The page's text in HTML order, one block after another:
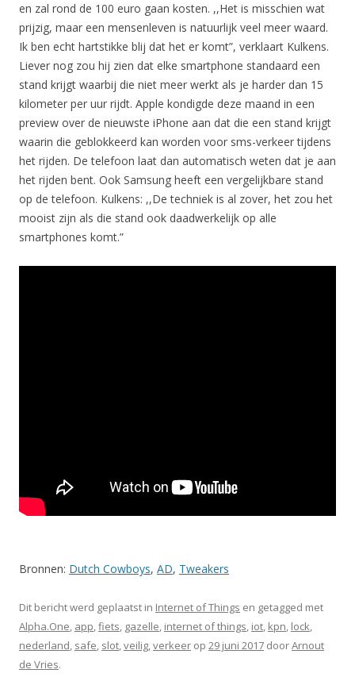
en zal rond de 100 euro gaan kosten. ,,Het is misschien wat
prijzig, maar een mensenleven is natuurlijk veel meer waard.
Ik ben echt hartstikke blij dat het er komt”, verklaart Kulkens.
Liever nog zou hij zien dat elke smartphone standaard een
stand krijgt waarbij die niet meer werkt als je harder dan 15
kilometer per uur rijdt. Apple kondigde deze maand in een
preview over de nieuwste iPhone aan dat die een stand krijgt
waarin die geblokkeerd kan worden voor sms-verkeer tijdens
het rijden. De telefoon laat dan automatisch weten dat je aan
het rijden bent. Ook Samsung heeft een vergelijkbare stand
op de telefoon. Kulkens: ,,De techniek is al zover, het zou het
mooist zijn als die stand ook daadwerkelijk op alle
smartphones komt.”
Bronnen: Dutch Cowboys, AD, Tweakers
Dit bericht werd geplaatst in Internet of Things en getagged met
Alpha.One, app,fiets, gazelle, internet of things, iot, kpn, lock,
nederland, safe, slot,veilig,verkeer op 29 juni 2017 doorArnout
de Vries.